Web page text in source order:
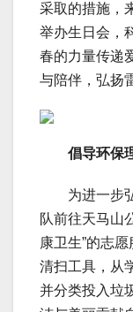
采取的措施，
举办生日会，
春的力量传递
与陪伴，弘扬
倡导环保
为进一步弘
队前往天马山
康卫生”的志
清扫工具，从
并分类投入垃